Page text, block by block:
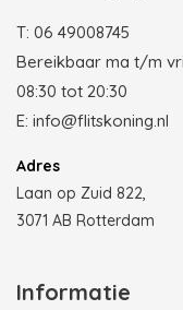
T: 06 49008745
Bereikbaar ma t/m
08:30 tot 20:30
E: info@flitskoning.nl
Adres
Laan op Zuid 822,
3071 AB Rotterdam
Informatie